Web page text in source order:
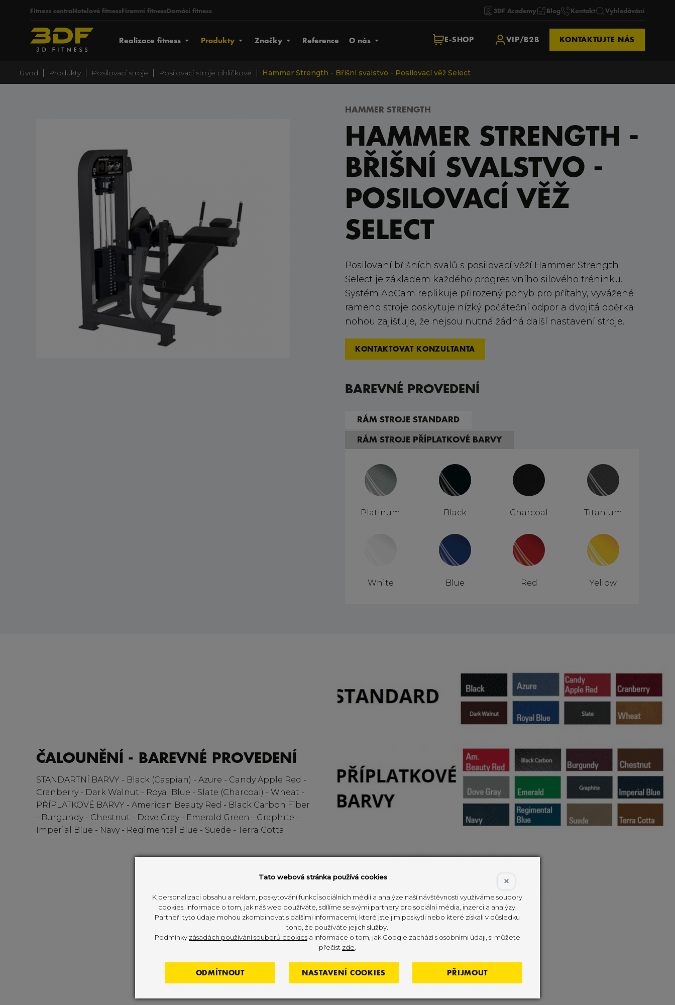
Úvod Produkty Posilovací stroje Posilovací stroje cihličkové Hammer Strength - Břišní svalstvo - Posilovací věž Select
3DF Academy Blog Kontakt Vyhledávání
Fitness centra Hotelové fitness Firemní fitness Domácí fitness
Realizace fitness Produkty Značky Reference O nás KONTAKTUJTE NÁS
E-SHOP VIP/B2B
HAMMER STRENGTH
HAMMER STRENGTH -
BŘIŠNÍ SVALSTVO -
POSILOVACÍ VĚŽ
SELECT
Posilovaní břišních svalů s posilovací věží Hammer Strength
Select je základem každého progresivního silového tréninku.
Systém AbCam replikuje přirozený pohyb pro přítahy, vyvážené
rameno stroje poskytuje nízký počáteční odpor a dvojitá opěrka
nohou zajišťuje, že nejsou nutná žádná další nastavení stroje.
KONTAKTOVAT KONZULTANTA
BAREVNÉ PROVEDENÍ
RÁM STROJE STANDARD
RÁM STROJE PŘÍPLATKOVÉ BARVY
Platinum Black Charcoal Titanium
White Blue Red Yellow
ČALOUNĚNÍ - BAREVNÉ PROVEDENÍ
STANDARTNÍ BARVY - Black (Caspian) - Azure - Candy Apple Red -
Cranberry - Dark Walnut - Royal Blue - Slate (Charcoal) - Wheat -
PŘÍPLATKOVÉ BARVY - American Beauty Red - Black Carbon Fiber
- Burgundy - Chestnut - Dove Gray - Emerald Green - Graphite -
Imperial Blue - Navy - Regimental Blue - Suede - Terra Cotta
×
Tato webová stránka používá cookies
K personalizaci obsahu a reklam, poskytování funkcí sociálních médií a analýze naší návštěvnosti využíváme soubory
cookies. Informace o tom, jak náš web používáte, sdílíme se svými partnery pro sociální média, inzerci a analýzy.
Partneři tyto údaje mohou zkombinovat s dalšími informacemi, které jste jim poskytli nebo které získali v důsledku
toho, že používáte jejich služby.
Podmínky zásadách používání souborů cookiesa informace o tom, jak Google zachází s osobními údaji, si můžete
přečíst zde
ODMÍTNOUT NASTAVENÍ COOKIES PŘIJMOUT